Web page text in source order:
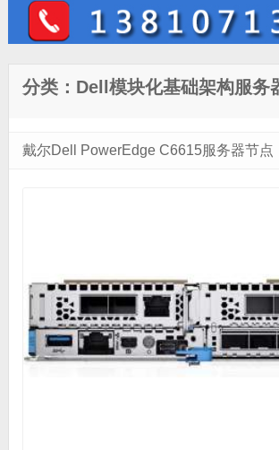
分类：Dell模块化基础架构服务
戴尔Dell PowerEdge C6615服务器节点